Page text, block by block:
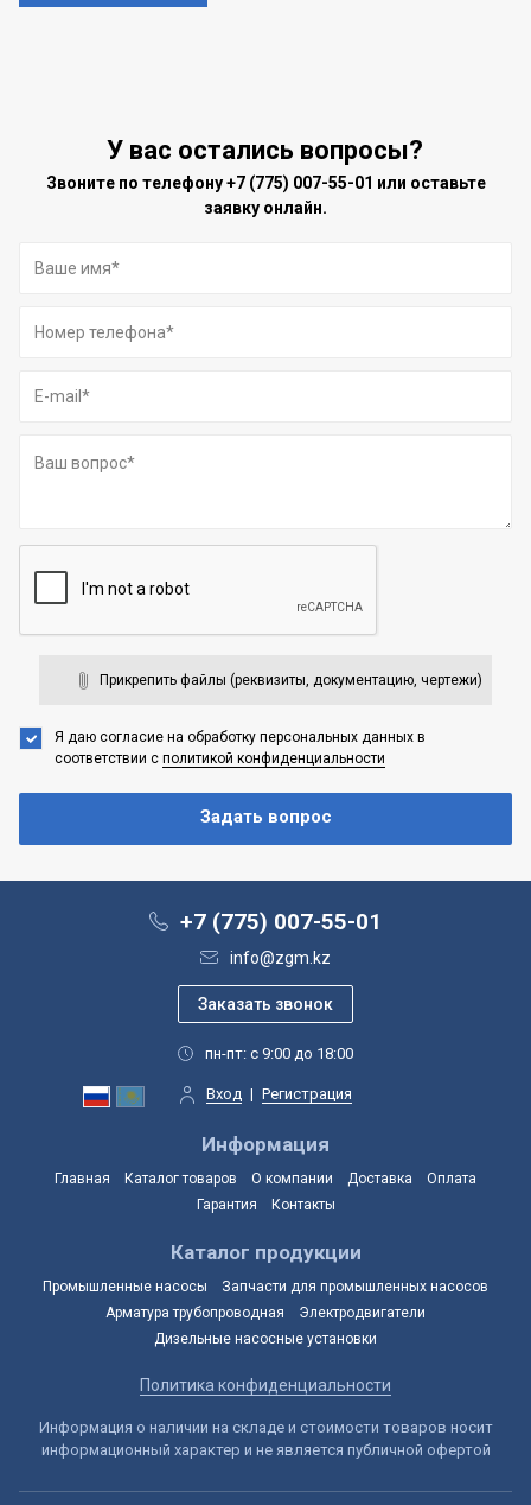
У вас остались вопросы?
Звоните по телефону+7 (775) 007-55-01 или оставьте
заявку онлайн.
Прикрепить файлы (реквизиты, документацию, чертежи)
Я даю согласие на обработку персональных данных в
соответствии с политикой конфиденциальности
+7 (775) 007-55-01
info@zgm.kz
пн-пт: с 9:00 до 18:00
Вход | Регистрация
Информация
Главная Каталог товаров О компании Доставка
Оплата
Гарантия
Контакты
Каталог продукции
Промышленные насосы
Запчасти для промышленных насосов
Арматура трубопроводная
Электродвигатели
Дизельные насосные установки
Политика конфиденциальности
Информация о наличии на складе и стоимости товаров носит
информационный характер и не является публичной офертой